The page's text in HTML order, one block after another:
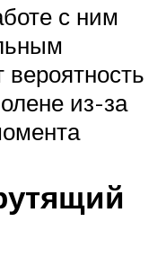
с ним
из-за